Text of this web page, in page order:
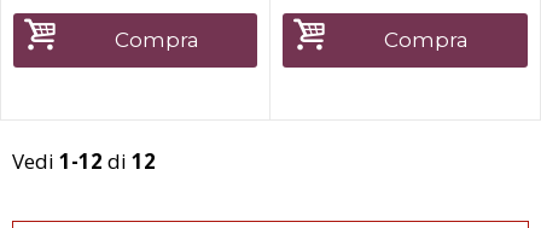
Compra Compra
Vedi 1-12 di 12